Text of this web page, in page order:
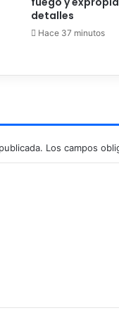
detalles
Hace 37 minutos
Los campos